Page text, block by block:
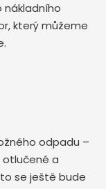
který můžeme
odpadu –
otlučené a
se ještě bude